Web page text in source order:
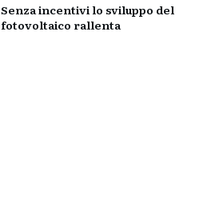
Senza incentivi lo sviluppo del
fotovoltaico rallenta